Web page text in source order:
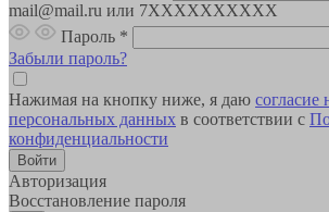
mail@mail.ru или 7XXXXXXXXXX
Пароль *
Забыли пароль?
Нажимая на кнопку ниже, я даю согласие
персональных данных в соответствии с
конфиденциальности
Авторизация
Восстановление пароля